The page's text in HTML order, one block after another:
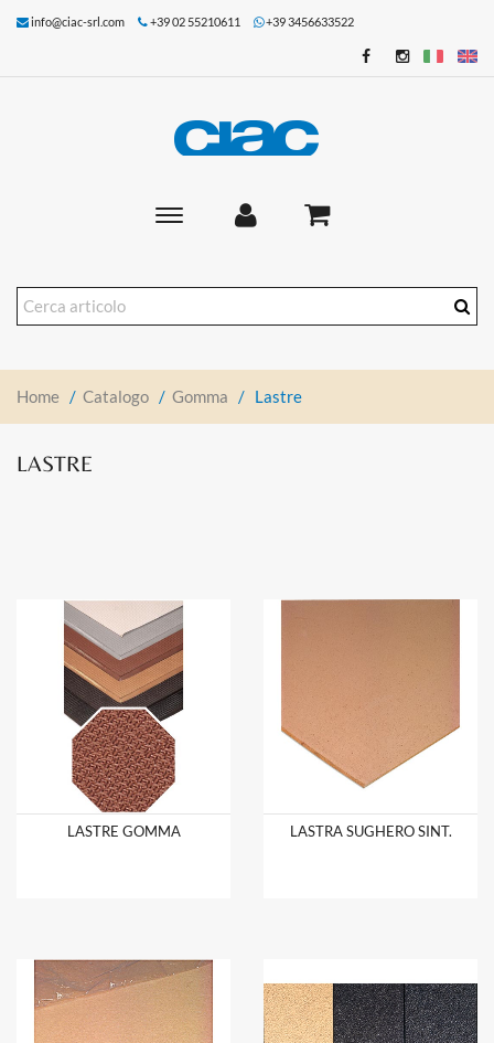
info@ciac-srl.com +39 02 55210611 +39 3456633522
Toggle
Home / Catalogo / Gomma / Lastre
LASTRE
LASTRE GOMMA LASTRA SUGHERO SINT.